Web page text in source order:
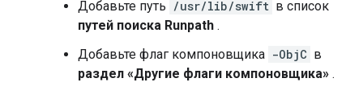
Добавьте путь /usr/lib/swift в список
путей поиска Runpath .
Добавьте флаг компоновщика -ObjC в
раздел «Другие флаги компоновщика» .